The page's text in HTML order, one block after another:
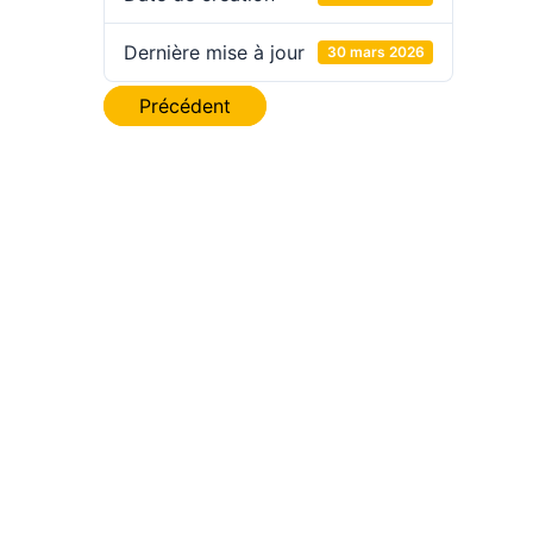
Dernière mise à jour 30 mars 2026
Navigation
Précédent